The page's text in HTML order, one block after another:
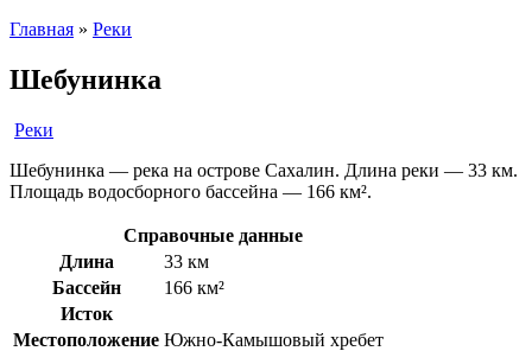
Главная » Реки
Шебунинка
Реки
Шебунинка — река на острове Сахалин. Длина реки — 33 км.
Площадь водосборного бассейна — 166 км².
Справочные данные
Длина
33 км
Бассейн
166 км²
Исток
Местоположение Южно-Камышовый хребет